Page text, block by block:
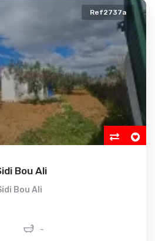
Ref2737a
Bou Ali
Bou Ali
-